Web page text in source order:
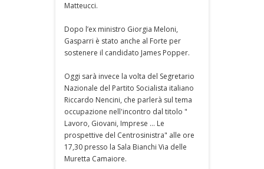
Matteucci.
Dopo l’ex ministro Giorgia Meloni,
Gasparri è stato anche al Forte per
sostenere il candidato James Popper.
Oggi sarà invece la volta del Segretario
Nazionale del Partito Socialista italiano
Riccardo Nencini, che parlerà sul tema
occupazione nell'incontro dal titolo "
Lavoro, Giovani, Imprese ... Le
prospettive del Centrosinistra" alle ore
17,30 presso la Sala Bianchi Via delle
Muretta Camaiore.